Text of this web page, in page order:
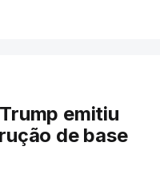
emitiu
de base